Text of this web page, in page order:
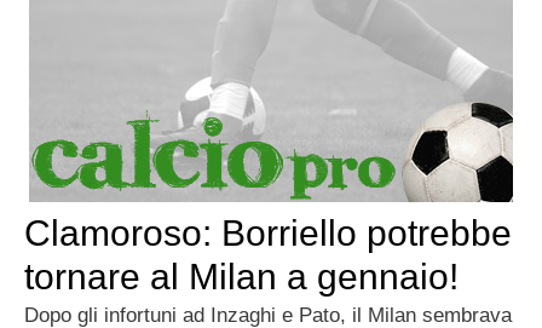
Clamoroso: Borriello potrebbe
tornare al Milan a gennaio!
Dopo gli infortuni ad Inzaghi e Pato, il Milan sembrava